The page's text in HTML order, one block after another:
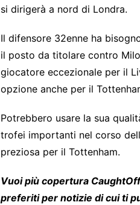
si dirigerà a nord di Londra.
Il difensore 32enne ha
il posto da titolare contro
giocatore eccezionale per il
opzione anche per il
Potrebbero usare la sua
trofei importanti nel corso
preziosa per il Tottenham.
Vuoi più copertura
preferiti per notizie di cui ti